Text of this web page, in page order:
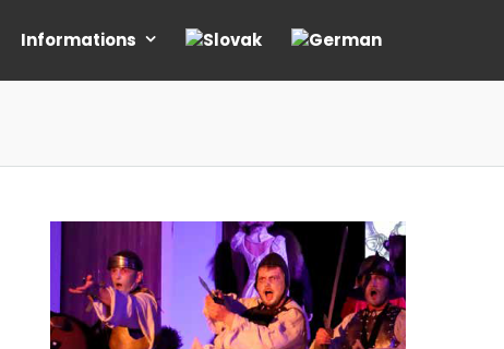
Informations